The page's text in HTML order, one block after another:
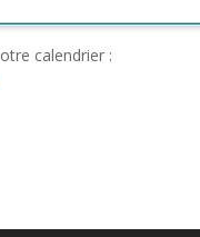
calendrier :